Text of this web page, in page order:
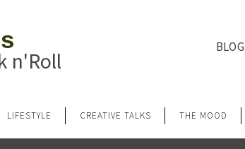
n'Roll
BLOG
LIFESTYLE CREATIVE TALKS THE MOOD